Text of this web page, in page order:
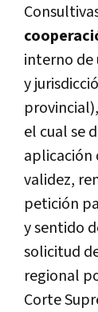
interno de
y
el cual se
aplicación
validez,
petición
y sentido
solicitud
regional
Corte